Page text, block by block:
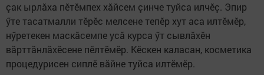
çак ырлăха пӗтӗмпех хăйсем çинче туйса илчӗç. Эпир
ӳте тасатмалли тӗрӗс мелсене тепӗр хут аса илтӗмӗр,
нӳретекен маскăсемпе усă курса ӳт сывлăхӗн
вăрттăнлăхӗсене пӗлтӗмӗр. Кӗскен каласан, косметика
процедурисен сиплӗ вăйне туйса илтӗмӗр.